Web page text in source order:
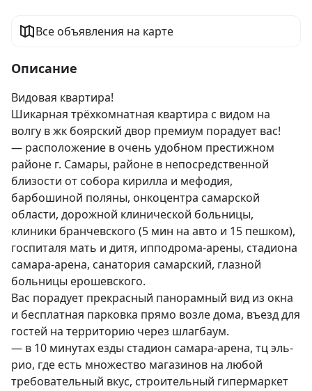
Все объявления на карте
Описание
Видовая квартира!
Шикарная трёхкомнатная квартира с видом на
волгу в жк боярский двор премиум порадует вас!
— расположение в очень удобном престижном
районе г. Самары, районе в непосредственной
близости от собора кирилла и мефодия,
барбошиной поляны, онкоцентра самарской
области, дорожной клинической больницы,
клиники бранчевского (5 мин на авто и 15 пешком),
госпиталя мать и дитя, ипподрома-арены, стадиона
самара-арена, санатория самарский, глазной
больницы ерошевского.
Вас порадует прекрасный панорамный вид из окна
и бесплатная парковка прямо возле дома, въезд для
гостей на территорию через шлагбаум.
— в 10 минутах езды стадион самара-арена, тц эль-
рио, где есть множество магазинов на любой
требовательный вкус, строительный гипермаркет